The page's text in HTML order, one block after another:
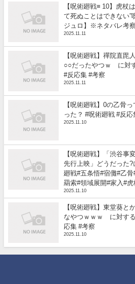
【呪術廻戦≡ 10】虎杖
て死ぬことはできない”
ジュロ】※ネタバレ考
2025.11.11
【呪術廻戦】禪院直毘
○○だったやつｗ に対
#反応集 #考察
2025.11.11
【呪術廻戦】0の乙骨
った？ #呪術廻戦 #反
2025.11.10
【呪術廻戦】「渋谷事
先行上映」どうだった
廻戦#五条悟#宿儺#乙
羂索#領域展開#家入#
2025.11.10
【呪術廻戦】東堂葵と
なやつｗｗｗ に対す
応集 #考察
2025.11.10